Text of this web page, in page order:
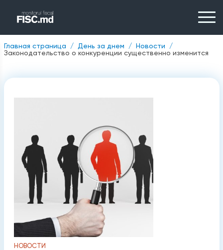
Главная страница День за днем
Новости
Законодательство о конкуренции существенно изменится
НОВОСТИ